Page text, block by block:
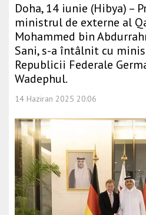
Doha, 14 iunie (Hibya) –
ministrul de externe al
Mohammed bin
Sani, s-a întâlnit cu
Republicii Federale
Wadephul.
14 Haziran 2025 20:06